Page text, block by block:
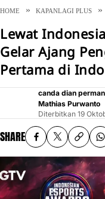
HOME KAPANLAGI PLUS
Lewat
Gelar Ajang
Pertama di
canda dian
Mathias Purwanto
Diterbitkan 19
SHARE